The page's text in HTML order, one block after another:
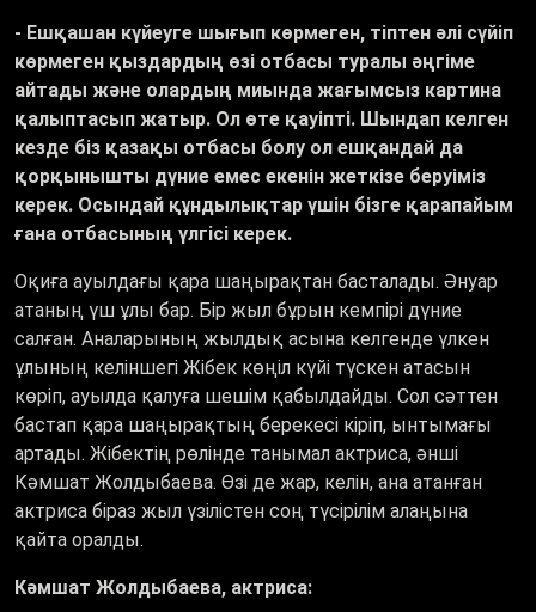
- Ешқашан күйеуге шығып көрмеген, тіптен әлі сүйіп
көрмеген қыздардың өзі отбасы туралы әңгіме
айтады және олардың миында жағымсыз картина
қалыптасып жатыр. Ол өте қауіпті. Шындап келген
кезде біз қазақы отбасы болу ол ешқандай да
қорқынышты дүние емес екенін жеткізе беруіміз
керек. Осындай құндылықтар үшін бізге қарапайым
ғана отбасының үлгісі керек.
Оқиға ауылдағы қара шаңырақтан басталады. Әнуар
атаның үш ұлы бар. Бір жыл бұрын кемпірі дүние
салған. Аналарының жылдық асына келгенде үлкен
ұлының келіншегі Жібек көңіл күйі түскен атасын
көріп, ауылда қалуға шешім қабылдайды. Сол сәттен
бастап қара шаңырақтың берекесі кіріп, ынтымағы
артады. Жібектің рөлінде танымал актриса, әнші
Кәмшат Жолдыбаева. Өзі де жар, келін, ана атанған
актриса біраз жыл үзілістен соң түсірілім алаңына
қайта оралды.
Кәмшат Жолдыбаева, актриса: